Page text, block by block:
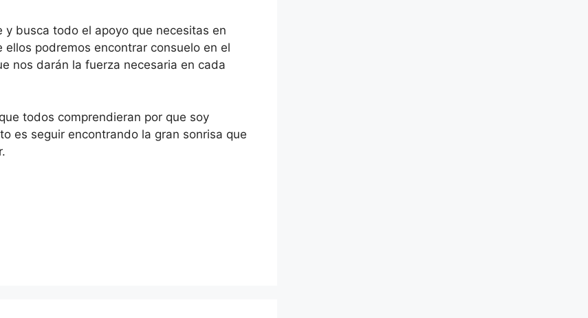
busca todo el apoyo que necesitas en
podremos encontrar consuelo en el
nos darán la fuerza necesaria en cada
todos comprendieran por que soy
es seguir encontrando la gran sonrisa que